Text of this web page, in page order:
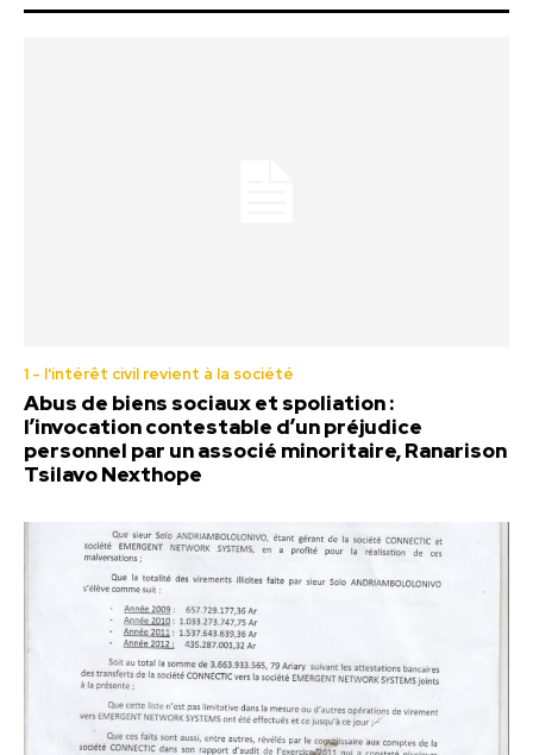
1 - l'intérêt civil revient à la société
Abus de biens sociaux et spoliation :
l’invocation contestable d’un préjudice
personnel par un associé minoritaire, Ranarison
Tsilavo Nexthope